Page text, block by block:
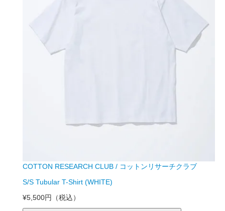
COTTON RESEARCH CLUB / コットンリサーチクラブ
S/S Tubular T-Shirt (WHITE)
¥5,500円
（税込）